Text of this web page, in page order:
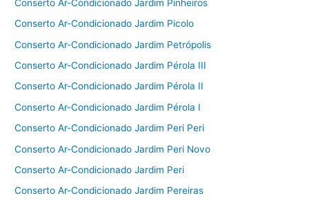
Conserto Ar-Condicionado Jardim Pinheiros
Conserto Ar-Condicionado Jardim Picolo
Conserto Ar-Condicionado Jardim Petrópolis
Conserto Ar-Condicionado Jardim Pérola III
Conserto Ar-Condicionado Jardim Pérola II
Conserto Ar-Condicionado Jardim Pérola I
Conserto Ar-Condicionado Jardim Peri Peri
Conserto Ar-Condicionado Jardim Peri Novo
Conserto Ar-Condicionado Jardim Peri
Conserto Ar-Condicionado Jardim Pereiras